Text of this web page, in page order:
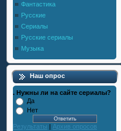
Фантастика
Русские
Сериалы
Русские сериалы
Музыка
Наш опрос
. Нужны ли на сайте сериалы?
Да
Нет
Результаты | Архив опросов